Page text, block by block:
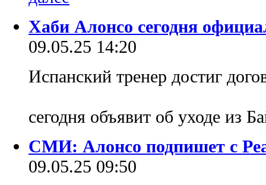
Хаби Алонсо сегодня
09.05.25 14:20
Испанский тренер достиг
сегодня объявит об уходе из
СМИ: Алонсо подпишет с
09.05.25 09:50